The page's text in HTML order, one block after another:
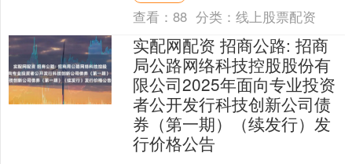
查看：88 分类：线上股票配资
实配网配资 招商公路: 招商
局公路网络科技控股股份有
限公司2025年面向专业投资
者公开发行科技创新公司债
券（第一期）（续发行）发
行价格公告